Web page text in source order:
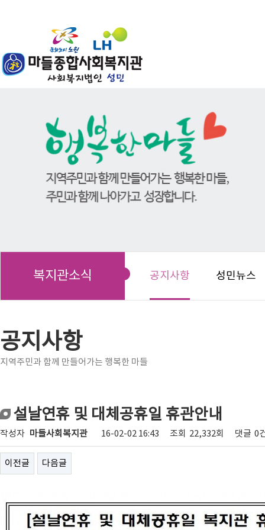
복지관소식 공지사항 성민뉴스
공지사항
지역주민과 함께 만들어가는 행복한 마들
설날연휴 및 대체공휴일 휴관안내
작성자 마들사회복지관 16-02-02 16:43 조회 22,332회 댓글 0
이전글 다음글